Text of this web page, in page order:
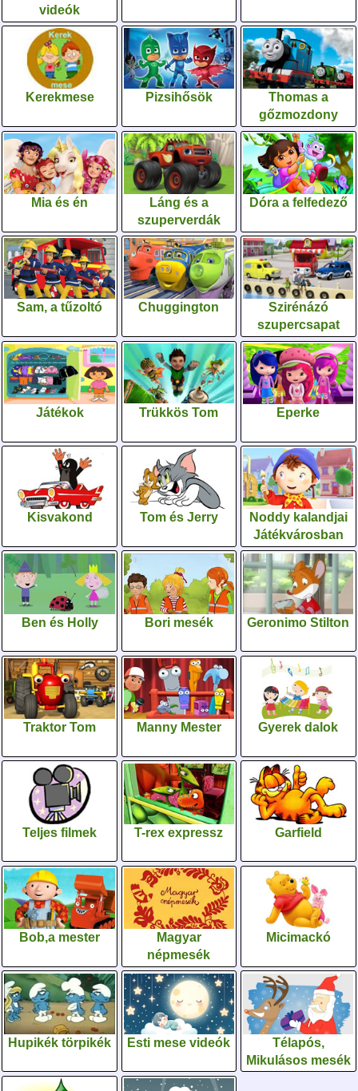
videók
Kerekmese Pizsihősök
Thomas a
gőzmozdony
Mia és én
Láng és a
szuperverdák
Dóra a felfedező
Sam, a tűzoltó Chuggington
Szirénázó
szupercsapat
Játékok Trükkös Tom Eperke
Kisvakond Tom és Jerry
Noddy kalandjai
Játékvárosban
Ben és Holly Bori mesék Geronimo Stilton
Traktor Tom Manny Mester Gyerek dalok
Teljes filmek T-rex expressz Garfield
Bob,a mester
Magyar
népmesék
Micimackó
Hupikék törpikék Esti mese videók
Télapós,
Mikulásos mesék